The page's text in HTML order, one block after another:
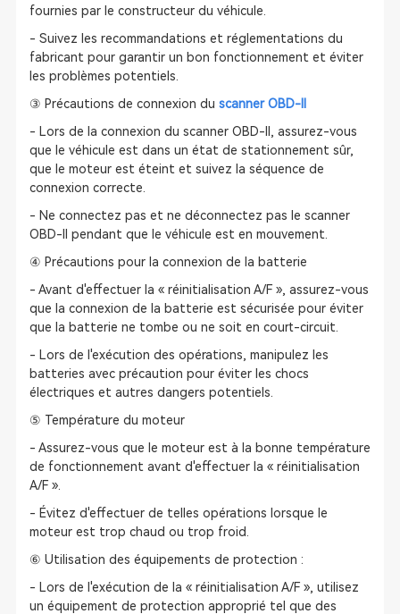
fournies par le constructeur du véhicule.
- Suivez les recommandations et réglementations du
fabricant pour garantir un bon fonctionnement et éviter
les problèmes potentiels.
③ Précautions de connexion du scanner OBD-II
- Lors de la connexion du scanner OBD-II, assurez-vous
que le véhicule est dans un état de stationnement sûr,
que le moteur est éteint et suivez la séquence de
connexion correcte.
- Ne connectez pas et ne déconnectez pas le scanner
OBD-II pendant que le véhicule est en mouvement.
④ Précautions pour la connexion de la batterie
- Avant d'effectuer la « réinitialisation A/F », assurez-vous
que la connexion de la batterie est sécurisée pour éviter
que la batterie ne tombe ou ne soit en court-circuit.
- Lors de l'exécution des opérations, manipulez les
batteries avec précaution pour éviter les chocs
électriques et autres dangers potentiels.
⑤ Température du moteur
- Assurez-vous que le moteur est à la bonne température
de fonctionnement avant d'effectuer la « réinitialisation
A/F ».
- Évitez d'effectuer de telles opérations lorsque le
moteur est trop chaud ou trop froid.
⑥ Utilisation des équipements de protection :
- Lors de l'exécution de la « réinitialisation A/F », utilisez
un équipement de protection approprié tel que des